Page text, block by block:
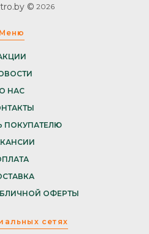
© 2026
Меню
О НАС
ОФЕРТЫ
сетях